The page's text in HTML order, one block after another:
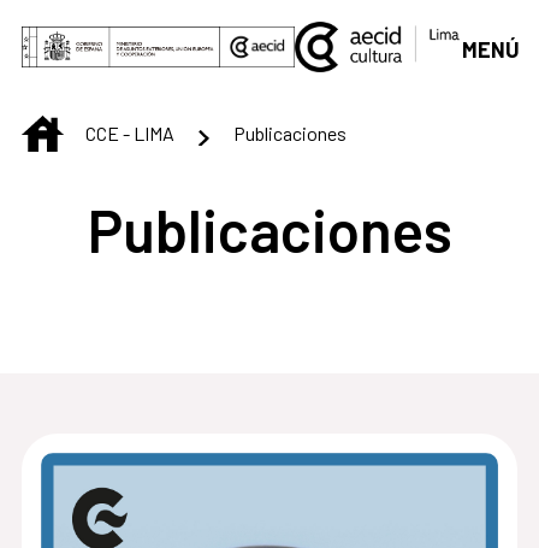
Saltar al contenido principal
MENÚ
INICIOCCE - LIMA Publicaciones
Publicaciones